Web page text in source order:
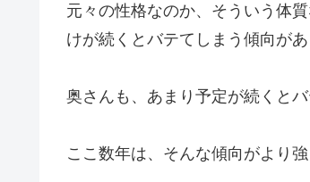
元々の性格なのか、そういう体
けが続くとバテてしまう傾向があ
奥さんも、あまり予定が続くとバ
ここ数年は、そんな傾向がより